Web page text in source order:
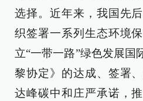
选择。近年来，我国先
织签署一系列生态环境
立“一带一路”绿色发展国
黎协定》的达成、签署
达峰碳中和庄严承诺，